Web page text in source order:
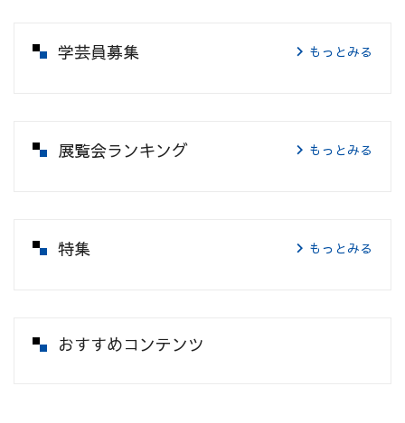
学芸員募集 もっとみる
展覧会ランキング もっとみる
特集 もっとみる
おすすめコンテンツ